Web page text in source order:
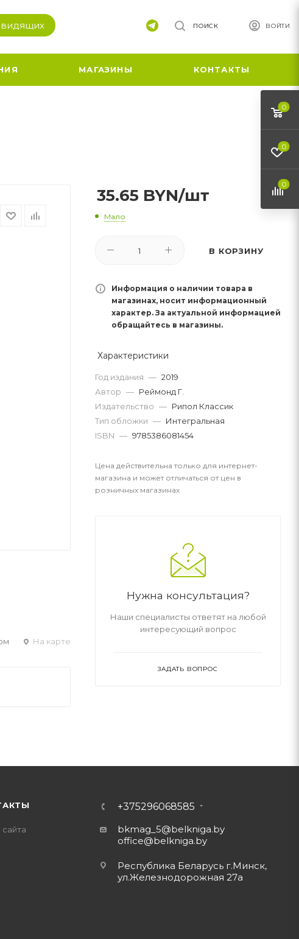
ВОЙТИ
ПОИСК
МАГАЗИНЫ КОНТАКТЫ
На карте
35.65 BYN/шт
Мало
В КОРЗИНУ
Информация о наличии товара в
магазинах, носит информационный
характер. За актуальной информацией
обращайтесь в магазины.
Характеристики
Год издания — 2019
Автор — Реймонд Г.
Издательство — Рипол Классик
Тип обложки — Интегральная
ISBN — 9785386081454
Цена действительна только для интернет-
магазина и может отличаться от цен в
розничных магазинах
Нужна консультация?
Наши специалисты ответят на любой
интересующий вопрос
ЗАДАТЬ ВОПРОС
сайта
+375296068585
bkmag_5@belkniga.by
office@belkniga.by
Республика Беларусь г.Минск,
ул.Железнодорожная 27а
0
0
0